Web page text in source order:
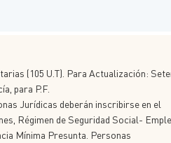
(105 U.T). Para Actualización:
para P.F.
Jurídicas deberán inscribirse en el
Régimen de Seguridad Social-
Mínima Presunta. Personas